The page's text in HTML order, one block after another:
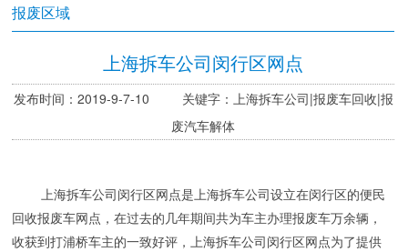
报废区域
上海拆车公司闵行区网点
发布时间：2019-9-7-10 关键字：上海拆车公司|报废车回收|报
废汽车解体
上海拆车公司闵行区网点是上海拆车公司设立在闵行区的便民
回收报废车网点，在过去的几年期间共为车主办理报废车万余辆，
收获到打浦桥车主的一致好评，上海拆车公司闵行区网点为了提供